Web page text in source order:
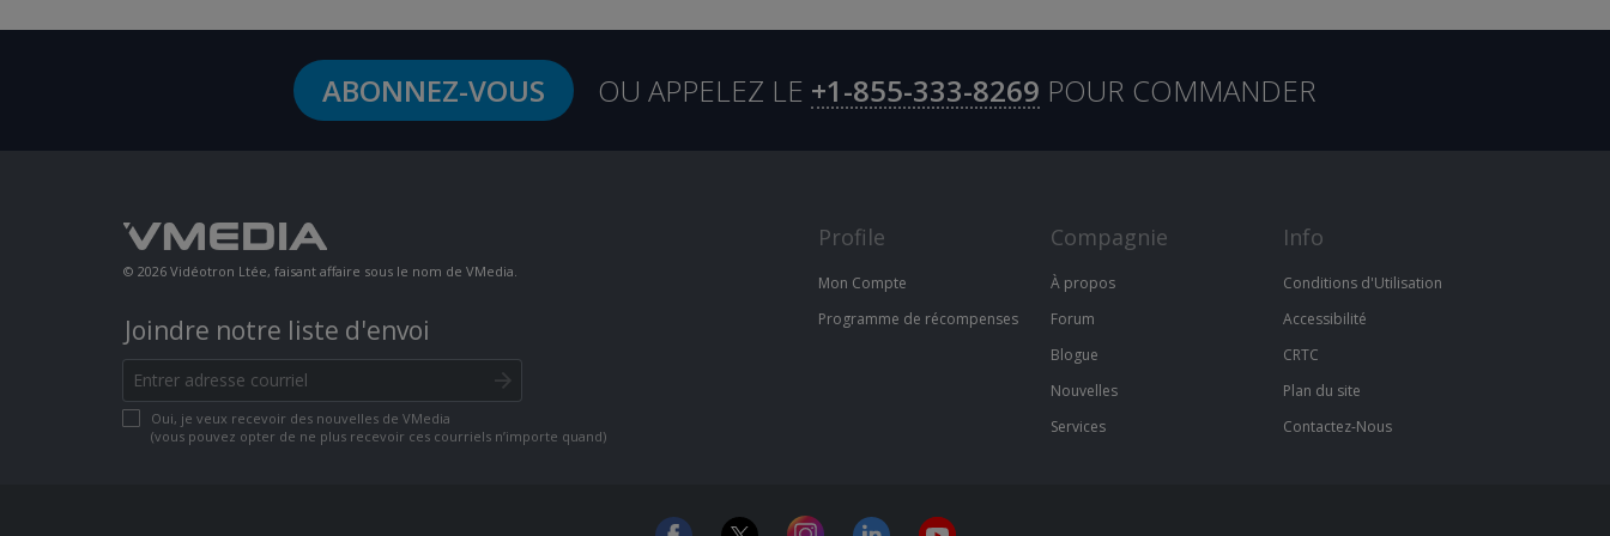
ABONNEZ-VOUS OU APPELEZ LE +1-855-333-8269 POUR COMMANDER
© 2026 Vidéotron Ltée, faisant affaire sous le nom de VMedia.
Joindre notre liste d'envoi
Oui, je veux recevoir des nouvelles de VMedia
(vous pouvez opter de ne plus recevoir ces courriels n’importe quand)
Profile
Mon Compte
Programme de récompenses
Compagnie
À propos
Forum
Blogue
Nouvelles
Services
Info
Conditions d'Utilisation
Accessibilité
CRTC
Plan du site
Contactez-Nous